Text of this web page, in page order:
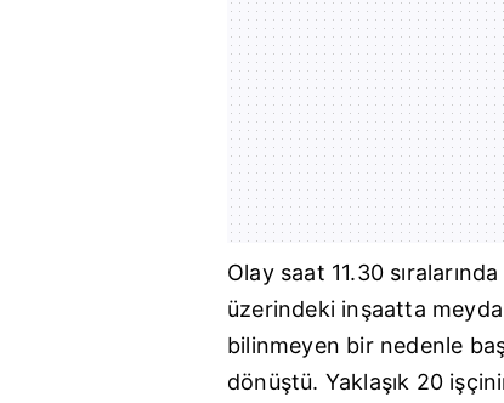
Olay saat 11.30
üzerindeki inşaatta
bilinmeyen bir nedenle
dönüştü. Yaklaşık 20